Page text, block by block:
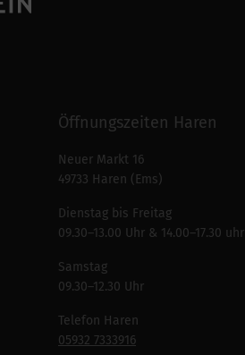
Öffnungszeiten Haren
Neuer Markt 16
49733 Haren (Ems)
Dienstag bis Freitag
09.30–13.00 Uhr & 14.00–17.30 uhr
Samstag
09.30–12.30 Uhr
Telefon Haren
05932 7333916